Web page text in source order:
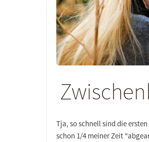
Tja, so schnell sind die
schon 1/4 meiner Zeit